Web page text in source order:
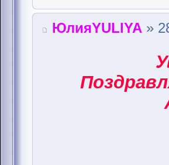
ЮлияYULIYA »